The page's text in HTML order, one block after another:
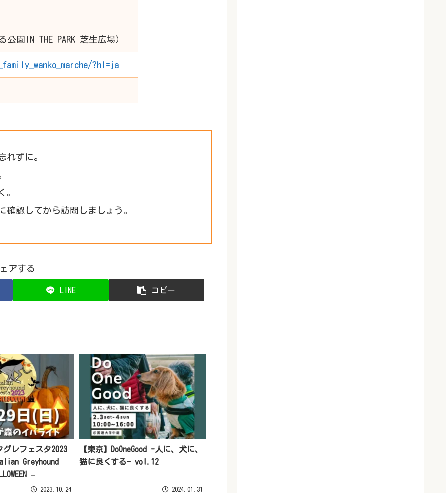
公園IN THE PARK 芝生広場）
?hl=ja
れずに。
。
認してから訪問しましょう。
アする
LINE コピー
グレフェスタ2023
Greyhound
–
2023.10.24
【東京】DoOneGood -人に、犬に、
猫に良くする- vol.12
2024.01.31